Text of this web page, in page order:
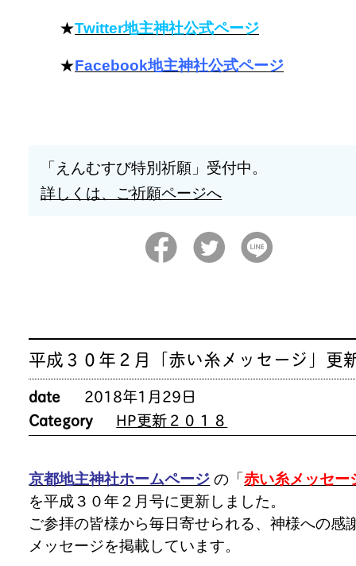
★Twitter地主神社公式ページ
★Facebook地主神社公式ページ
「えんむすび特別祈願」受付中。
詳しくは、ご祈願ページへ
平成３０年２月「赤い糸メッセージ」更
date
2018年1月29日
Category
HP更新２０１８
京都地主神社ホームページ の「赤い糸メッセー
を平成３０年２月号に更新しました。
ご参拝の皆様から毎日寄せられる、神様への感
メッセージを掲載しています。